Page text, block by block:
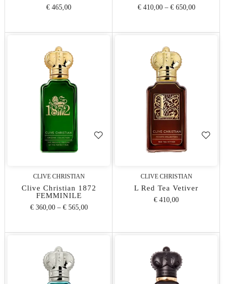
€ 465,00 € 410,00 – € 650,00
CLIVE CHRISTIAN
Clive Christian 1872
FEMMINILE
€ 360,00 – € 565,00
CLIVE CHRISTIAN
L Red Tea Vetiver
€ 410,00